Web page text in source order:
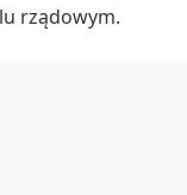
rządowym.